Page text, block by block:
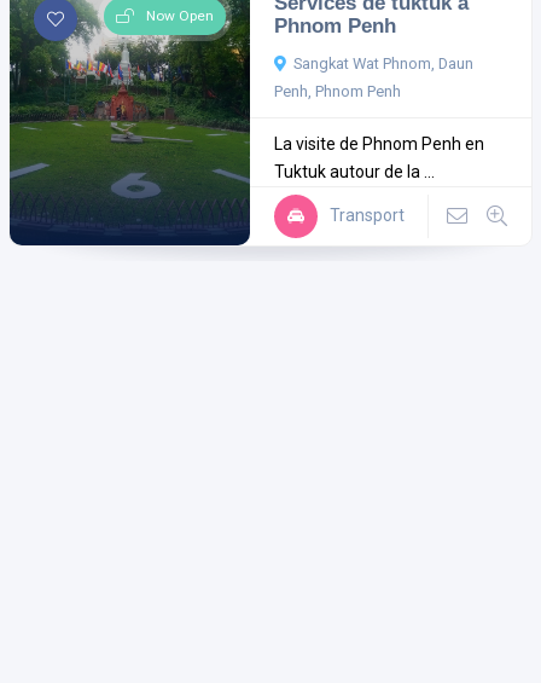
Now Open
Phnom Penh
Sangkat Wat Phnom, Daun
Penh, Phnom Penh
La visite de Phnom Penh en
Tuktuk autour de la ...
Transport